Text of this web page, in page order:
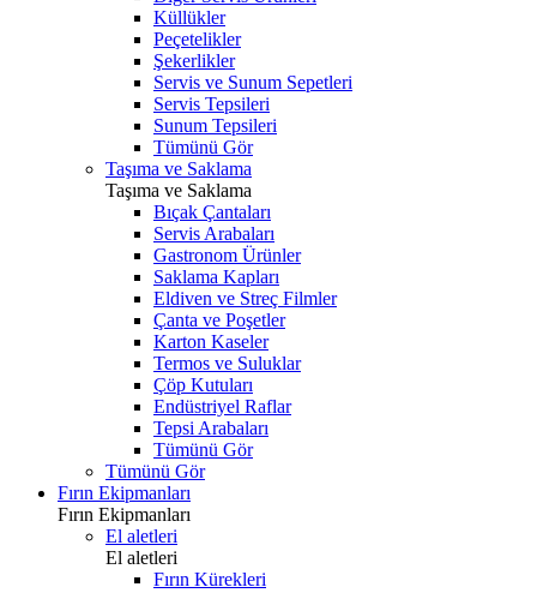
Küllükler
Peçetelikler
Şekerlikler
Servis ve Sunum Sepetleri
Servis Tepsileri
Sunum Tepsileri
Tümünü Gör
Taşıma ve Saklama
Taşıma ve Saklama
Bıçak Çantaları
Servis Arabaları
Gastronom Ürünler
Saklama Kapları
Eldiven ve Streç Filmler
Çanta ve Poşetler
Karton Kaseler
Termos ve Suluklar
Çöp Kutuları
Endüstriyel Raflar
Tepsi Arabaları
Tümünü Gör
Tümünü Gör
Fırın Ekipmanları
Fırın Ekipmanları
El aletleri
El aletleri
Fırın Kürekleri